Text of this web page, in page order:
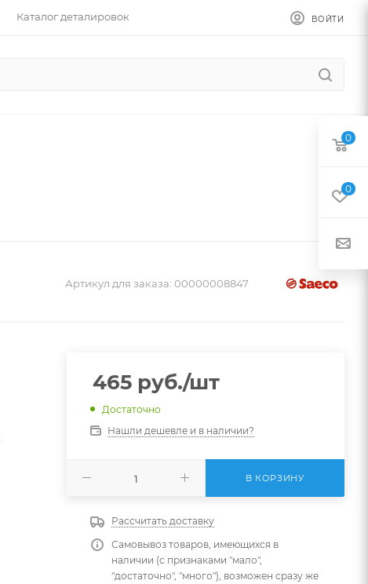
Каталог деталировок ВОЙТИ
Артикул для заказа: 00000008847
465руб./шт
Достаточно
Нашли дешевле и в наличии?
В КОРЗИНУ
Рассчитать доставку
Самовывоз товаров, имеющихся в
наличии (с признаками "мало",
"достаточно", "много"), возможен сразу же
0
0